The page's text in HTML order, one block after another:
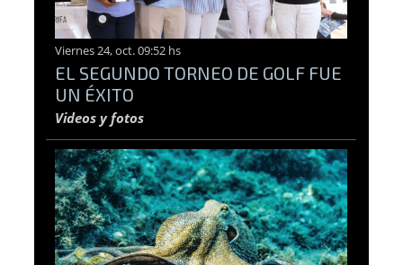
Viernes 24, oct. 09:52 hs
EL SEGUNDO TORNEO DE GOLF FUE
UN ÉXITO
Videos y fotos